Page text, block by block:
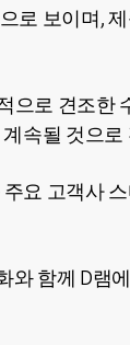
로 보이며,
으로 견조한
속될 것으로
요 고객사
함께 D램